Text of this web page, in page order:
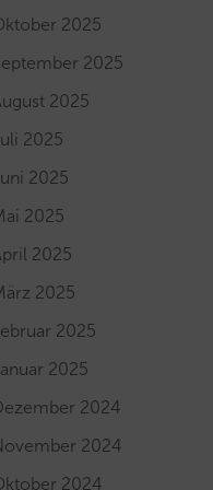
2025
2025
2025
2025
2025
2025
2025
2025
2025
2025
2024
2024
2024